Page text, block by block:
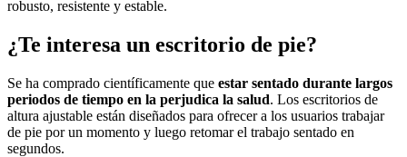
robusto, resistente y estable.
¿Te interesa un escritorio de pie?
Se ha comprado científicamente que estar sentado durante largos
periodos de tiempo en la perjudica la salud. Los escritorios de
altura ajustable están diseñados para ofrecer a los usuarios trabajar
de pie por un momento y luego retomar el trabajo sentado en
segundos.